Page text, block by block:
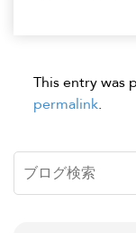
This entry was
permalink.